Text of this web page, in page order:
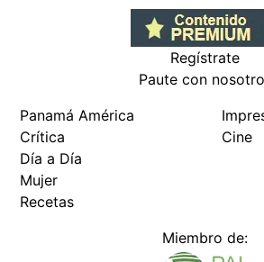
Regístrate
Paute con nosotros
Crítica
Día a Día
Mujer
Recetas
Cine